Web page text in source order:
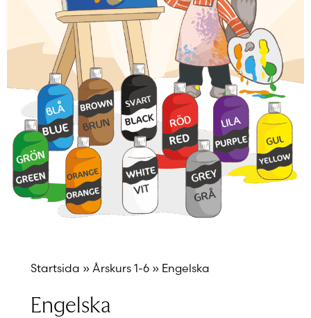
Startsida » Årskurs 1-6 » Engelska
Engelska